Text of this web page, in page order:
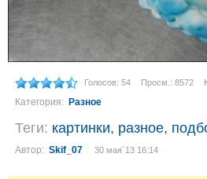
Голосов: 54 Просм.: 8572
Категория: Разное
Теги: картинки, разное,
Автор: Skif_07 30 мая´13 16:14